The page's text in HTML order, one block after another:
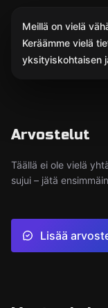
Meillä on vielä
Keräämme vielä
yksityiskohtaisen
Arvostelut
Täällä ei ole vielä
sujui – jätä
Lisää